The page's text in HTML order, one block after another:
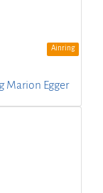
Ainring
Marion Egger